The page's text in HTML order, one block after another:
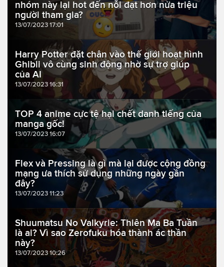
nhóm này lại hot đến nỗi đạt hơn nửa triệu
người tham gia?
13/07/2023 17:01
Harry Potter đặt chân vào thế giới hoạt hình
Ghibli vô cùng sinh động nhờ sự trợ giúp
của AI
13/07/2023 16:31
TOP 4 anime cực tệ hại chết danh tiếng của
manga gốc!
13/07/2023 16:07
Flex và Pressing là gì mà lại được cộng đồng
mạng ưa thích sử dụng những ngày gần
đây?
13/07/2023 11:23
Shuumatsu No Valkyrie: Thiên Ma Ba Tuần
là ai? Vì sao Zerofuku hóa thành ác thần
này?
13/07/2023 10:26